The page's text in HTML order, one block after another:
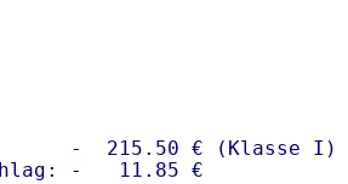
-  215.50 € (Klasse I)
-   11.85 €